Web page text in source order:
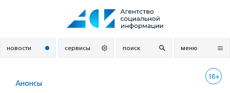
новости сервисы поиск меню
18+
Анонсы